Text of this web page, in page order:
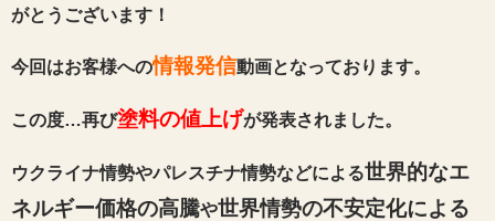
がとうございます！
今回はお客様への情報発信動画となっております。
この度…再び塗料の値上げが発表されました。
ウクライナ情勢やパレスチナ情勢などによる世界的なエ
ネルギー価格の高騰や世界情勢の不安定化による